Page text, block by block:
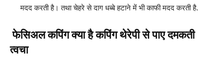
मदद करती है। तथा चेहरे से दाग धब्बे हटाने में भी काफी मदद करती है.
फेसिअल कपिंग क्या है कपिंग थेरेपी से पाए दमकती
त्वचा